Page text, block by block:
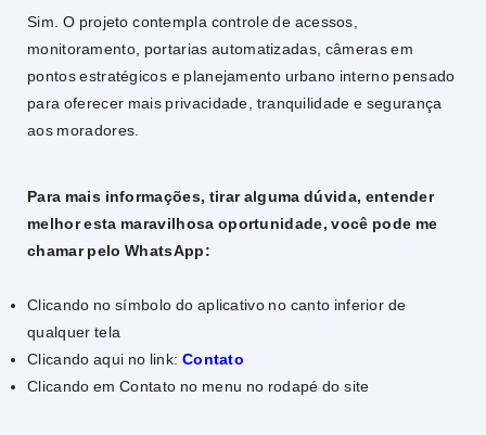
Sim. O projeto contempla controle de acessos,
monitoramento, portarias automatizadas, câmeras em
pontos estratégicos e planejamento urbano interno pensado
para oferecer mais privacidade, tranquilidade e segurança
aos moradores.
Para mais informações, tirar alguma dúvida, entender
melhor esta maravilhosa oportunidade, você pode me
chamar pelo WhatsApp:
Clicando no símbolo do aplicativo no canto inferior de
qualquer tela
Clicando aqui no link: Contato
Clicando em Contato no menu no rodapé do site